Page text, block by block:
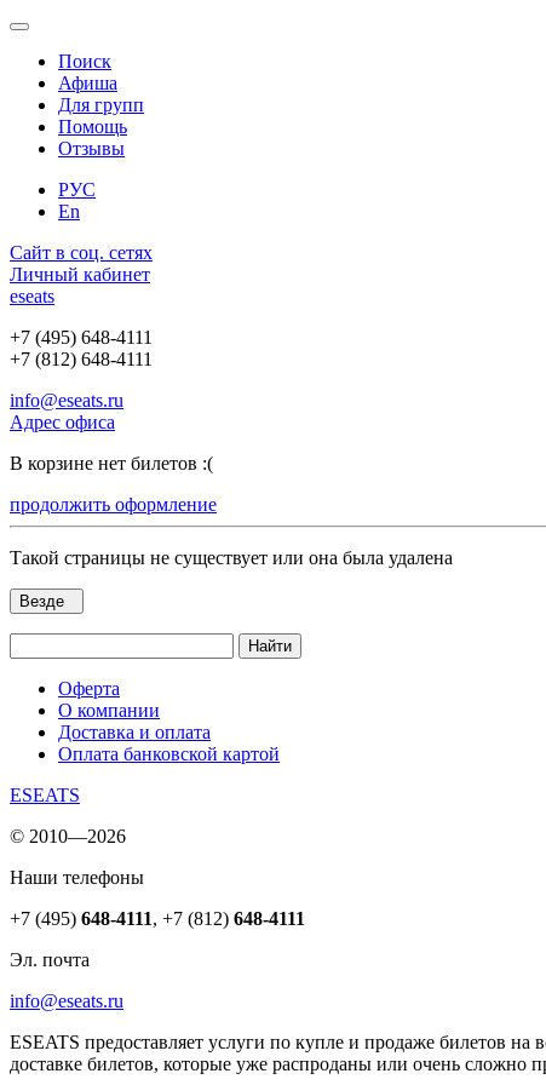
Поиск
Афиша
Для групп
Помощь
Отзывы
РУС
En
Сайт в соц. сетях
Личный кабинет
eseats
+7 (495) 648-4111
+7 (812) 648-4111
info@eseats.ru
Адрес офиса
В корзине нет билетов :(
продолжить оформление
Такой страницы не существует или она была удалена
Везде
Найти
Оферта
О компании
Доставка и оплата
Оплата банковской картой
ESEATS
© 2010—2026
Наши телефоны
+7 (495) 648-4111, +7 (812) 648-4111
Эл. почта
info@eseats.ru
ESEATS предоставляет услуги по купле и продаже билетов
доставке билетов, которые уже распроданы или очень сложно